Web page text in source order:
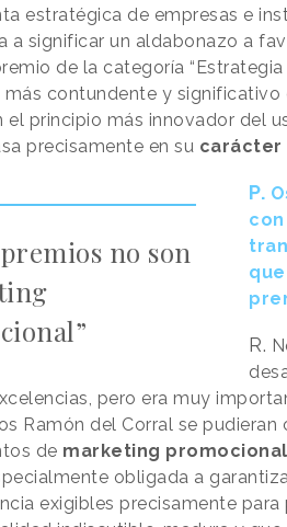
estratégica de empresas e
a significar un aldabonazo a
de la categoría
contundente y significativo
el principio más innovador del
precisamente en su carácter
no son
P.
R.
pero era muy
Ramón del Corral se
de marketing promocional
obligada a
exigibles precisamente